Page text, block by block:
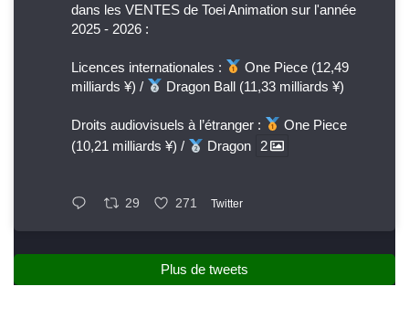
dans les VENTES de Toei Animation sur l'année
2025 - 2026 :
Licences internationales :
One Piece (12,49
milliards ¥) /
Dragon Ball (11,33 milliards ¥)
Droits audiovisuels à l’étranger :
One Piece
(10,21 milliards ¥) /
Dragon 2
29 271 Twitter
Plus de tweets